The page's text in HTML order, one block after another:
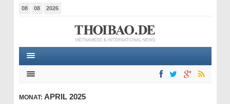
08 08 2026
MONAT: APRIL 2025